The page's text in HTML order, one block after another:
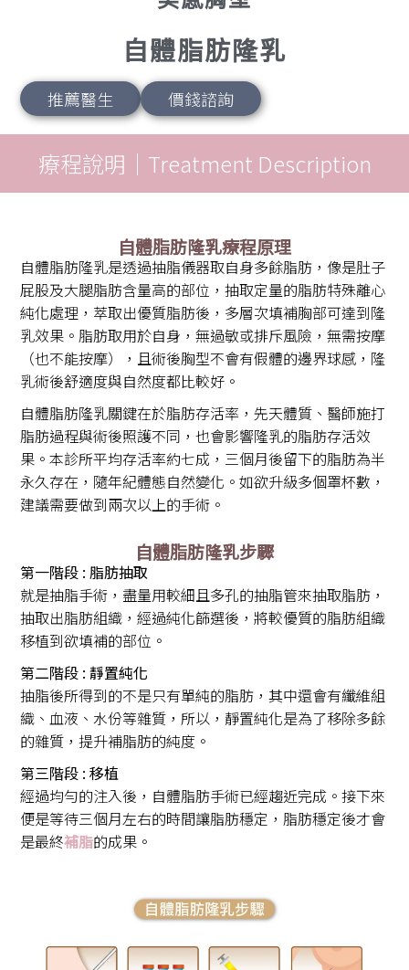
自體脂肪隆乳
推薦醫生 價錢諮詢
療程說明｜Treatment Description
自體脂肪隆乳療程原理
自體脂肪隆乳是透過抽脂儀器取自身多餘脂肪，像是肚子
屁股及大腿脂肪含量高的部位，抽取定量的脂肪特殊離心
純化處理，萃取出優質脂肪後，多層次填補胸部可達到隆
乳效果。脂肪取用於自身，無過敏或排斥風險，無需按摩
（也不能按摩），且術後胸型不會有假體的邊界球感，隆
乳術後舒適度與自然度都比較好。
自體脂肪隆乳關鍵在於脂肪存活率，先天體質、醫師施打
脂肪過程與術後照護不同，也會影響隆乳的脂肪存活效
果。本診所平均存活率約七成，三個月後留下的脂肪為半
永久存在，隨年紀體態自然變化。如欲升級多個罩杯數，
建議需要做到兩次以上的手術。
自體脂肪隆乳步驟
第一階段 : 脂肪抽取
就是抽脂手術，盡量用較細且多孔的抽脂管來抽取脂肪，
抽取出脂肪組織，經過純化篩選後，將較優質的脂肪組織
移植到欲填補的部位。
第二階段 : 靜置純化
抽脂後所得到的不是只有單純的脂肪，其中還會有纖維組
織、血液、水份等雜質，所以，靜置純化是為了移除多餘
的雜質，提升補脂肪的純度。
第三階段 : 移植
經過均勻的注入後，自體脂肪手術已經趨近完成。接下來
便是等待三個月左右的時間讓脂肪穩定，脂肪穩定後才會
是最終補脂的成果。